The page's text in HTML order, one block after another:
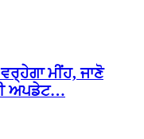
ਮੀਂਹ, ਜਾਣੋ
ਅਪਡੇਟ…